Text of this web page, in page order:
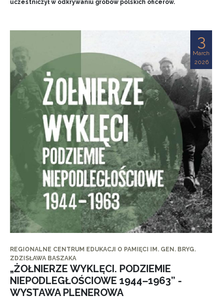
uczestniczył w odkrywaniu grobów polskich oficerów.
3
March
2026
REGIONALNE CENTRUM EDUKACJI O PAMIĘCI IM. GEN. BRYG.
ZDZISŁAWA BASZAKA
„ŻOŁNIERZE WYKLĘCI. PODZIEMIE
NIEPODLEGŁOŚCIOWE 1944–1963” -
WYSTAWA PLENEROWA